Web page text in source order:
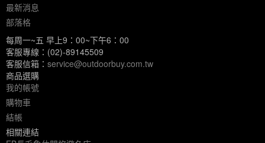
最新消息
部落格
每周一~五 早上9：00~下午6：00
客服專線：(02)-89145509
客服信箱： service@outdoorbuy.com.tw
商品選購
我的帳號
購物車
結帳
相關連結